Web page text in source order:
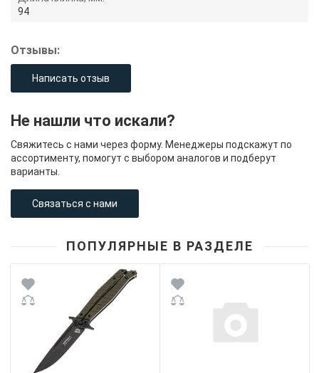
94
Отзывы:
Написать отзыв
Не нашли что искали?
Свяжитесь с нами через форму. Менеджеры подскажут по
ассортименту, помогут с выбором аналогов и подберут
варианты.
Связаться с нами
ПОПУЛЯРНЫЕ В РАЗДЕЛЕ